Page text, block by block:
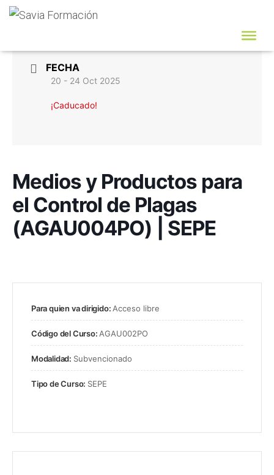
FECHA
20 - 24 Oct 2025
¡Caducado!
Medios y Productos para
el Control de Plagas
(AGAU004PO) | SEPE
Para quien va dirigido: Acceso libre
Código del Curso: AGAU002PO
Modalidad: Subvencionado
Tipo de Curso: SEPE